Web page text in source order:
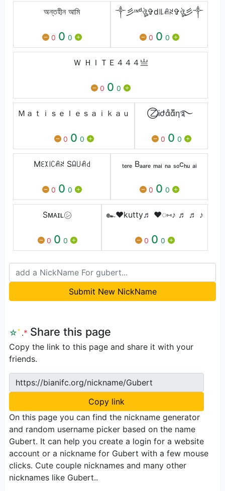
অন্তহীন আমি
0 0 0
༒彡ᶦᶰᵈঔৣ✞d꒐꒒ꋬꋊ✞ঔৣ彡༒
0 0 0
Ｗ ＨＩＴＥ４４４亗
0 0 0
Ｍａｔｉｓｅｌｅｓａｉｋａｕ
0 0 0
⃝乙Ꭵժαͦαᷟη࿐
0 0 0
Mꏂꉧ꒐ꉔꋬꋊ Sꆰ꒤ꋬ꒯
0 0 0
ₜₑᵣₑ Bₐₐᵣₑ ₘₐᵢ ₙₐ ₛₒcₕᵤ ₐᵢ
0 0 0
Sᴍᴀɪʟ㋛︎
0 0 0
๛♥kutty♬ ♥◌⑅♪ ♬ ♬ ♪
0 0 0
Submit New NickName
☆ﾟ .* Share this page
Copy the link to this page and share it with your
friends.
https://bianifc.org/nickname/Gubert
Copy link
On this page you can find the nickname generator
and random username picker based on the name
Gubert. It can help you create a login for a website
account or a nickname for Gubert with a few mouse
clicks. Cute couple nicknames and many other
nicknames like Gubert..